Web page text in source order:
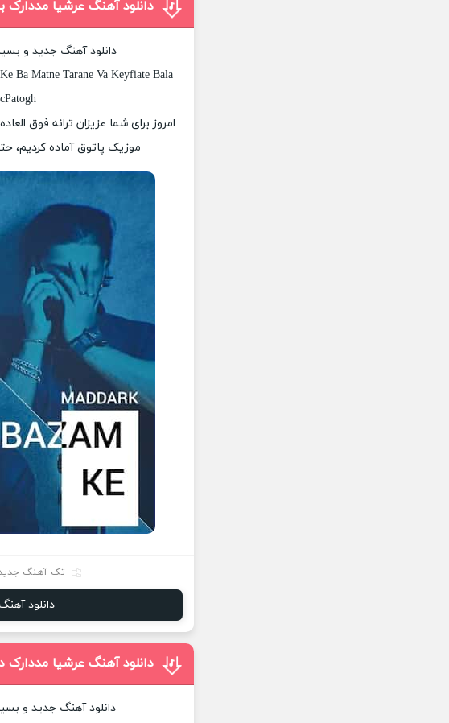
دانلود آهنگ عرشیا مددارک
دانلود آهنگ جدید و
Ba Matne Tarane Va Keyfiate Bala
امروز برای شما عزیزان ترانه فوق
موزیک پاتوق آماده کردیم،
تک آهنگ
دانلود
دانلود آهنگ عرشیا مددارک
دانلود آهنگ جدید و